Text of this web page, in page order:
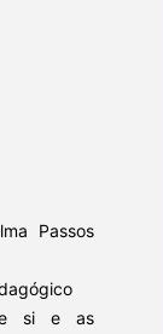
Passos
si e as